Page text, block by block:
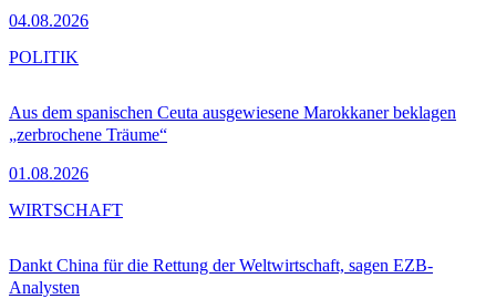
04.08.2026
Aus dem spanischen Ceuta ausgewiesene Marokkaner beklagen
„zerbrochene Träume“
01.08.2026
POLITIK
Dankt China für die Rettung der Weltwirtschaft, sagen EZB-
Analysten
WIRTSCHAFT